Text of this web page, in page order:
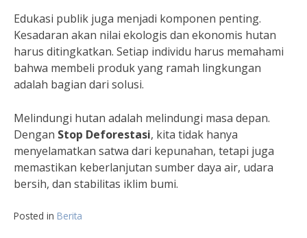
Edukasi publik juga menjadi komponen penting.
Kesadaran akan nilai ekologis dan ekonomis hutan
harus ditingkatkan. Setiap individu harus memahami
bahwa membeli produk yang ramah lingkungan
adalah bagian dari solusi.
Melindungi hutan adalah melindungi masa depan.
Dengan Stop Deforestasi, kita tidak hanya
menyelamatkan satwa dari kepunahan, tetapi juga
memastikan keberlanjutan sumber daya air, udara
bersih, dan stabilitas iklim bumi.
Posted in Berita